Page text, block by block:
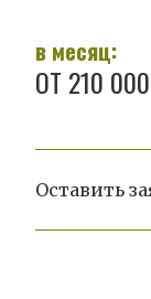
в месяц:
ОТ 210
Оставить